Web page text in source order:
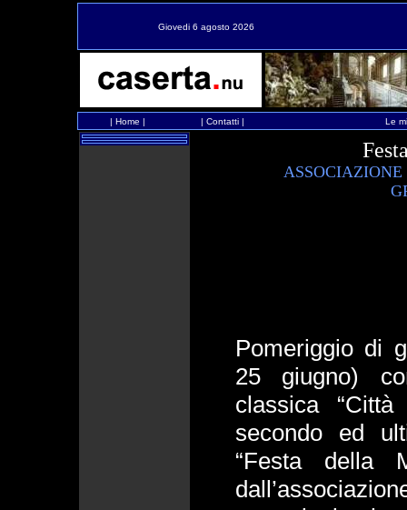
Giovedi 6 agosto 2026
| Home | | Contatti| Le
Pomeriggio di
25 giugno)
classica
secondo ed
“Festa della